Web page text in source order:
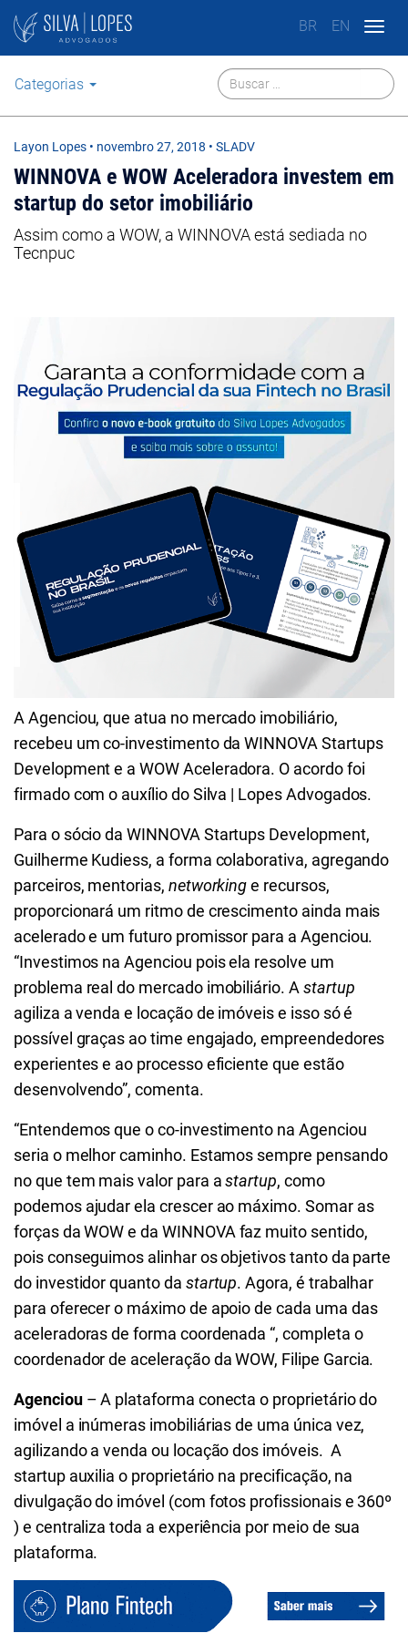
BR EN
Categorias
Layon Lopes • novembro 27, 2018 • SLADV
WINNOVA e WOW Aceleradora investem em
startup do setor imobiliário
Assim como a WOW, a WINNOVA está sediada no
Tecnpuc
A Agenciou, que atua no mercado imobiliário,
recebeu um co-investimento da WINNOVA Startups
Development e a WOW Aceleradora. O acordo foi
firmado com o auxílio do Silva | Lopes Advogados.
Para o sócio da WINNOVA Startups Development,
Guilherme Kudiess, a forma colaborativa, agregando
parceiros, mentorias, networkinge recursos,
proporcionará um ritmo de crescimento ainda mais
acelerado e um futuro promissor para a Agenciou.
“Investimos na Agenciou pois ela resolve um
problema real do mercado imobiliário. A startup
agiliza a venda e locação de imóveis e isso só é
possível graças ao time engajado, empreendedores
experientes e ao processo eficiente que estão
desenvolvendo”, comenta.
“Entendemos que o co-investimento na Agenciou
seria o melhor caminho. Estamos sempre pensando
no que tem mais valor para astartup, como
podemos ajudar ela crescer ao máximo. Somar as
forças da WOW e da WINNOVA faz muito sentido,
pois conseguimos alinhar os objetivos tanto da parte
do investidor quanto da startup. Agora, é trabalhar
para oferecer o máximo de apoio de cada uma das
aceleradoras de forma coordenada “, completa o
coordenador de aceleração da WOW, Filipe Garcia.
Agenciou– A plataforma conecta o proprietário do
imóvel a inúmeras imobiliárias de uma única vez,
agilizando a venda ou locação dos imóveis. A
startup auxilia o proprietário na precificação, na
divulgação do imóvel (com fotos profissionais e 360º
) e centraliza toda a experiência por meio de sua
plataforma.